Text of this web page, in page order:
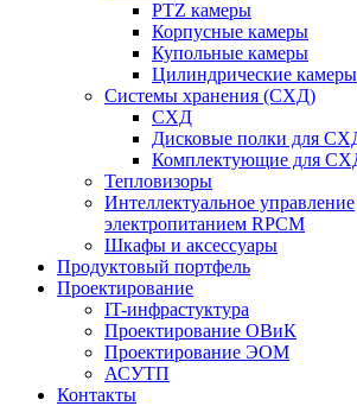
PTZ камеры
Корпусные камеры
Купольные камеры
Цилиндрические камеры
Системы хранения (СХД)
СХД
Дисковые полки для
Комплектующие для
Тепловизоры
Интеллектуальное управление
электропитанием RPCM
Шкафы и аксессуары
Продуктовый портфель
Проектирование
IT-инфрастуктура
Проектирование ОВиК
Проектирование ЭОМ
АСУТП
Контакты